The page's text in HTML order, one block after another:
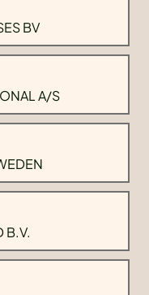
BV
A/S
B.V.